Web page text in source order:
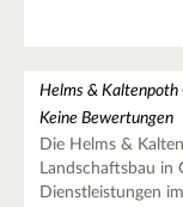
Helms & Kaltenpoth
Keine Bewertungen
Die Helms &
Landschaftsbau in
Dienstleistungen